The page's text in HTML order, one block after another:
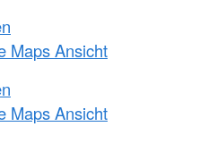
Maps Ansicht
Maps Ansicht